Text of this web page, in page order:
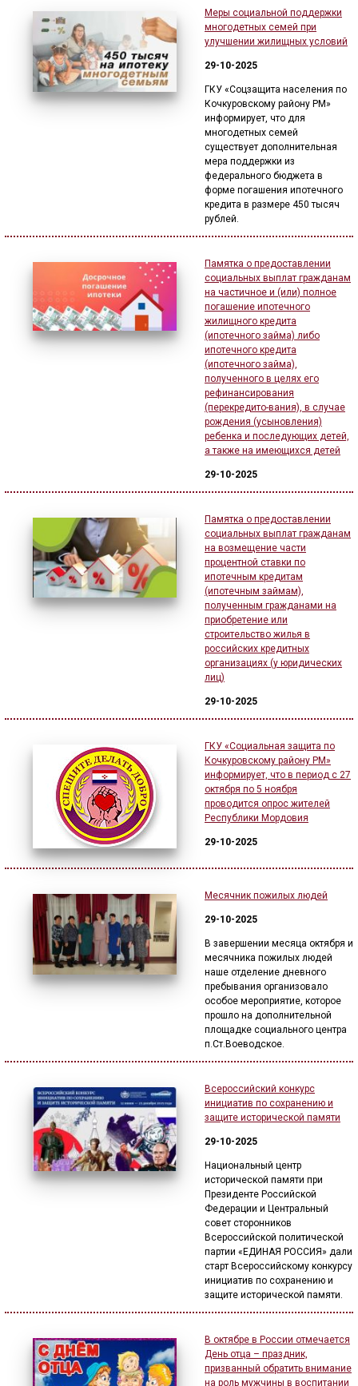
Меры социальной поддержки
многодетных семей при
улучшении жилищных условий
29-10-2025
ГКУ «Соцзащита населения по
Кочкуровскому району РМ»
информирует, что для
многодетных семей
существует дополнительная
мера поддержки из
федерального бюджета в
форме погашения ипотечного
кредита в размере 450 тысяч
рублей.
Памятка о предоставлении
социальных выплат гражданам
на частичное и (или) полное
погашение ипотечного
жилищного кредита
(ипотечного займа) либо
ипотечного кредита
(ипотечного займа),
полученного в целях его
рефинансирования
(перекредито-вания), в случае
рождения (усыновления)
ребенка и последующих детей,
а также на имеющихся детей
29-10-2025
Памятка о предоставлении
социальных выплат гражданам
на возмещение части
процентной ставки по
ипотечным кредитам
(ипотечным займам),
полученным гражданами на
приобретение или
строительство жилья в
российских кредитных
организациях (у юридических
лиц)
29-10-2025
ГКУ «Социальная защита по
Кочкуровскому району РМ»
информирует, что в период с 27
октября по 5 ноября
проводится опрос жителей
Республики Мордовия
29-10-2025
Месячник пожилых людей
29-10-2025
В завершении месяца октября и
месячника пожилых людей
наше отделение дневного
пребывания организовало
особое мероприятие, которое
прошло на дополнительной
площадке социального центра
п.Ст.Воеводское.
Всероссийский конкурс
инициатив по сохранению и
защите исторической памяти
29-10-2025
Национальный центр
исторической памяти при
Президенте Российской
Федерации и Центральный
совет сторонников
Всероссийской политической
партии «ЕДИНАЯ РОССИЯ» дали
старт Всероссийскому конкурсу
инициатив по сохранению и
защите исторической памяти.
В октябре в России отмечается
День отца – праздник,
призванный обратить внимание
на роль мужчины в воспитании